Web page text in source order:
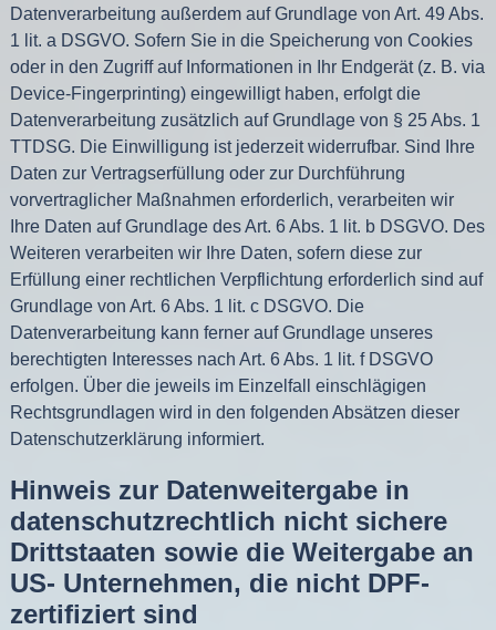
Datenverarbeitung außerdem auf Grundlage von Art. 49 Abs.
1 lit. a DSGVO. Sofern Sie in die Speicherung von Cookies
oder in den Zugriff auf Informationen in Ihr Endgerät (z. B. via
Device-Fingerprinting) eingewilligt haben, erfolgt die
Datenverarbeitung zusätzlich auf Grundlage von § 25 Abs. 1
TTDSG. Die Einwilligung ist jederzeit widerrufbar. Sind Ihre
Daten zur Vertragserfüllung oder zur Durchführung
vorvertraglicher Maßnahmen erforderlich, verarbeiten wir
Ihre Daten auf Grundlage des Art. 6 Abs. 1 lit. b DSGVO. Des
Weiteren verarbeiten wir Ihre Daten, sofern diese zur
Erfüllung einer rechtlichen Verpflichtung erforderlich sind auf
Grundlage von Art. 6 Abs. 1 lit. c DSGVO. Die
Datenverarbeitung kann ferner auf Grundlage unseres
berechtigten Interesses nach Art. 6 Abs. 1 lit. f DSGVO
erfolgen. Über die jeweils im Einzelfall einschlägigen
Rechtsgrundlagen wird in den folgenden Absätzen dieser
Datenschutzerklärung informiert.
Hinweis zur Datenweitergabe in
datenschutzrechtlich nicht sichere
Drittstaaten sowie die Weitergabe an
US- Unternehmen, die nicht DPF-
zertifiziert sind